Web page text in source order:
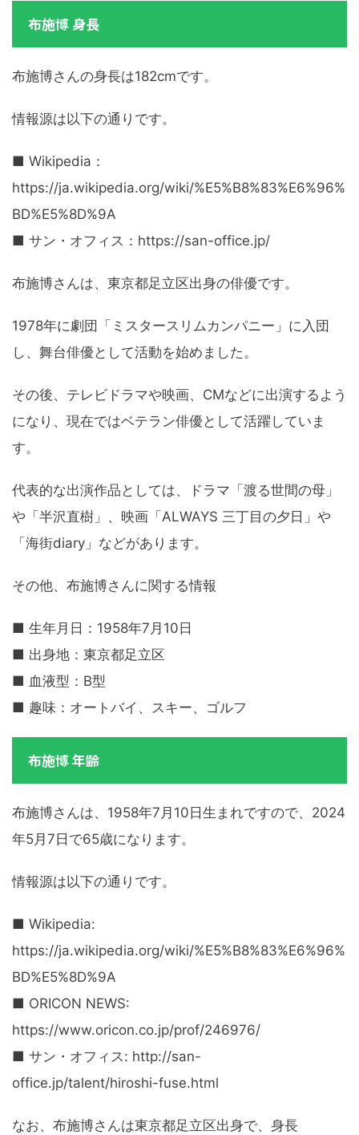
布施博 身長
布施博さんの身長は182cmです。
情報源は以下の通りです。
■ Wikipedia：
https://ja.wikipedia.org/wiki/%E5%B8%83%E6%96%
BD%E5%8D%9A
■ サン・オフィス：https://san-office.jp/
布施博さんは、東京都足立区出身の俳優です。
1978年に劇団「ミスタースリムカンパニー」に入団
し、舞台俳優として活動を始めました。
その後、テレビドラマや映画、CMなどに出演するよう
になり、現在ではベテラン俳優として活躍していま
す。
代表的な出演作品としては、ドラマ「渡る世間の母」
や「半沢直樹」、映画「ALWAYS 三丁目の夕日」や
「海街diary」などがあります。
その他、布施博さんに関する情報
■ 生年月日：1958年7月10日
■ 出身地：東京都足立区
■ 血液型：B型
■ 趣味：オートバイ、スキー、ゴルフ
布施博 年齢
布施博さんは、1958年7月10日生まれですので、2024
年5月7日で65歳になります。
情報源は以下の通りです。
■ Wikipedia:
https://ja.wikipedia.org/wiki/%E5%B8%83%E6%96%
BD%E5%8D%9A
■ ORICON NEWS:
https://www.oricon.co.jp/prof/246976/
■ サン・オフィス: http://san-
office.jp/talent/hiroshi-fuse.html
なお、布施博さんは東京都足立区出身で、身長